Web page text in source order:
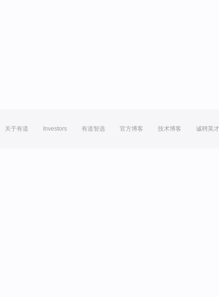
关于有道 Investors 有道智选 官方博客 技术博客 诚聘英才